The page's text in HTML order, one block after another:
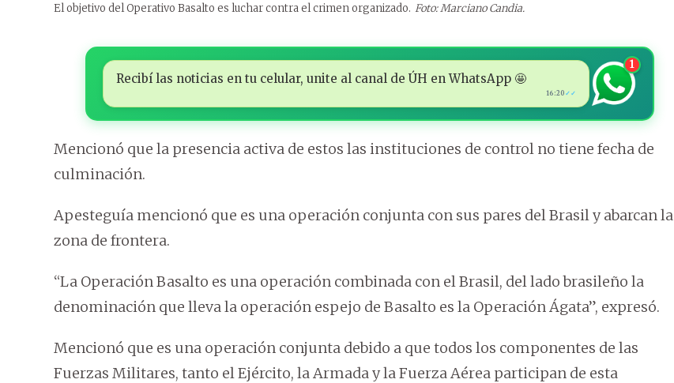
El objetivo del Operativo Basalto es luchar contra el crimen organizado. Foto: Marciano Candia.
Recibí las noticias en tu celular, unite al canal de ÚH en WhatsApp 🤩
16:20 ✓✓
1
Mencionó que la presencia activa de estos las instituciones de control no tiene fecha de
culminación.
Apesteguía mencionó que es una operación conjunta con sus pares del Brasil y abarcan la
zona de frontera.
“La Operación Basalto es una operación combinada con el Brasil, del lado brasileño la
denominación que lleva la operación espejo de Basalto es la Operación Ágata”, expresó.
Mencionó que es una operación conjunta debido a que todos los componentes de las
Fuerzas Militares, tanto el Ejército, la Armada y la Fuerza Aérea participan de esta